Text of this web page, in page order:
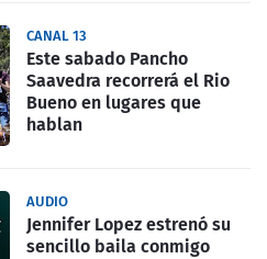
CANAL 13
Este sabado Pancho
Saavedra recorrerá el Rio
Bueno en lugares que
hablan
AUDIO
Jennifer Lopez estrenó su
sencillo baila conmigo